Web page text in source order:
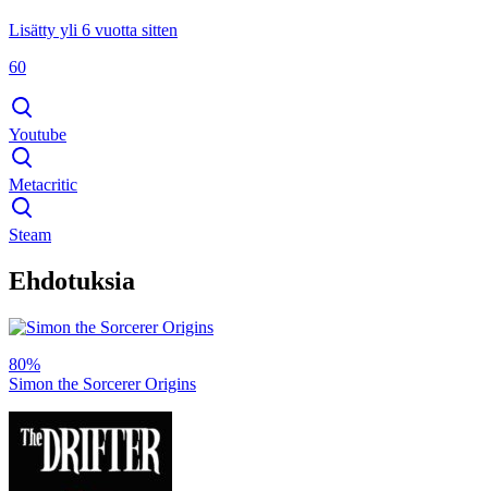
Lisätty yli 6 vuotta sitten
60
Youtube
Metacritic
Steam
Ehdotuksia
80%
Simon the Sorcerer Origins